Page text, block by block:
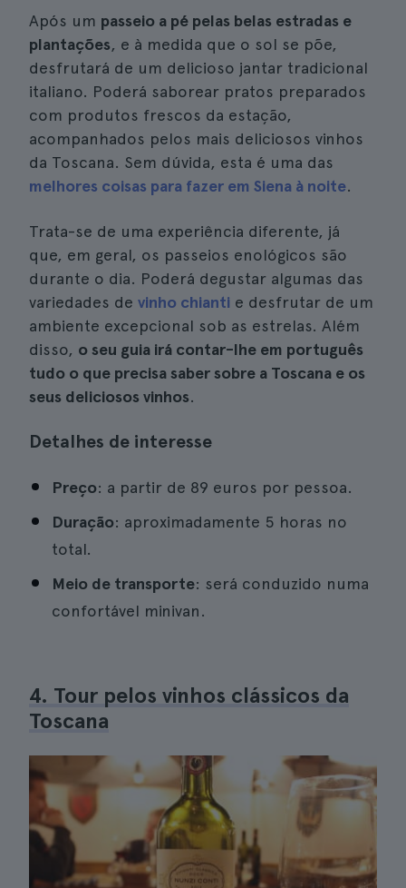
Após um passeio a pé pelas belas estradas e
plantações, e à medida que o sol se põe,
desfrutará de um delicioso jantar tradicional
italiano. Poderá saborear pratos preparados
com produtos frescos da estação,
acompanhados pelos mais deliciosos vinhos
da Toscana. Sem dúvida, esta é uma das
melhores coisas para fazer em Siena à noite.
Trata-se de uma experiência diferente, já
que, em geral, os passeios enológicos são
durante o dia. Poderá degustar algumas das
variedades de vinho chianti e desfrutar de um
ambiente excepcional sob as estrelas. Além
disso, o seu guia irá contar-lhe em português
tudo o que precisa saber sobre a Toscana e os
seus deliciosos vinhos.
Detalhes de interesse
Preço: a partir de 89 euros por pessoa.
Duração: aproximadamente 5 horas no
total.
Meio de transporte: será conduzido numa
confortável minivan.
4. Tour pelos vinhos clássicos da
Toscana